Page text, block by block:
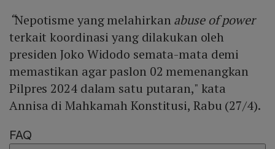
“Nepotisme yang melahirkan abuse of power
terkait koordinasi yang dilakukan oleh
presiden Joko Widodo semata-mata demi
memastikan agar paslon 02 memenangkan
Pilpres 2024 dalam satu putaran," kata
Annisa di Mahkamah Konstitusi, Rabu (27/4).
FAQ